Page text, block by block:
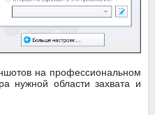
на профессиональном
нужной области захвата и